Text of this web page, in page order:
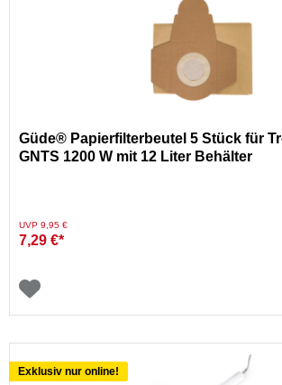
Güde® Papierfilterbeutel 5 Stück für
GNTS 1200 W mit 12 Liter Behälter
Preis reduziert von
UVP 9,95 €auf
7,29 €*
Exklusiv nur online!